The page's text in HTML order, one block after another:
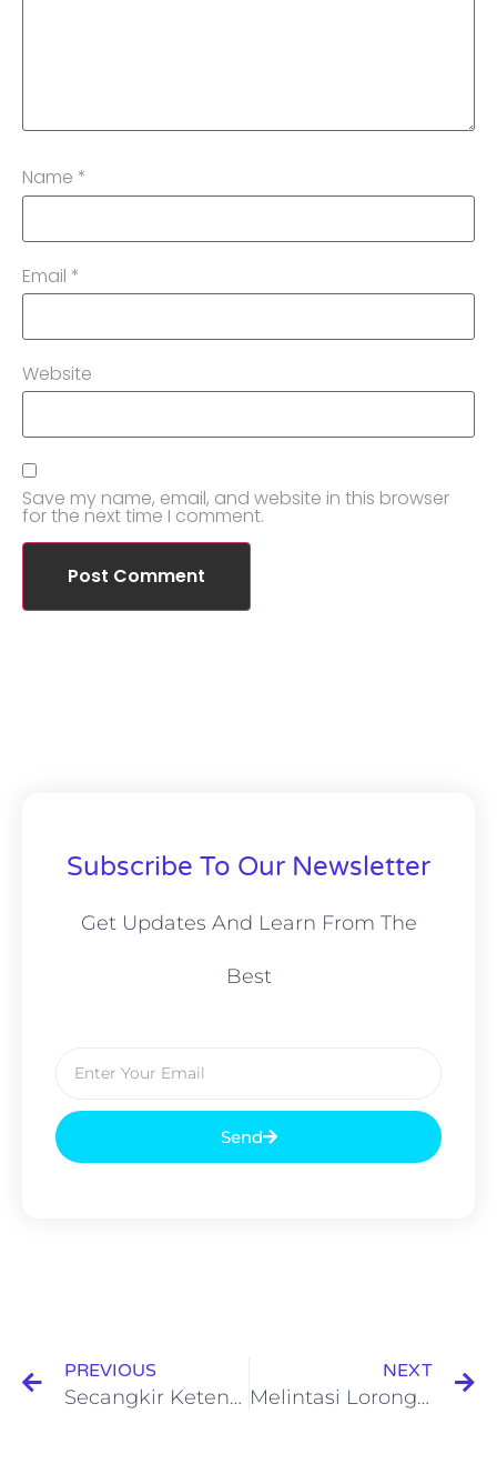
Name *
Email *
Website
Save my name, email, and website in this browser
for the next time I comment.
Subscribe To Our Newsletter
Get Updates And Learn From The
Best
Send
PREVIOUS
Secangkir Ketenangan di Jambul Coffee Batu: Menikmati Kopi dengan Pemandangan Alam yang Menyejukkan
NEXT
Melintasi Lorong Waktu di Jantung Kota Malang: Sebuah Kisah dari Kampung Heritage